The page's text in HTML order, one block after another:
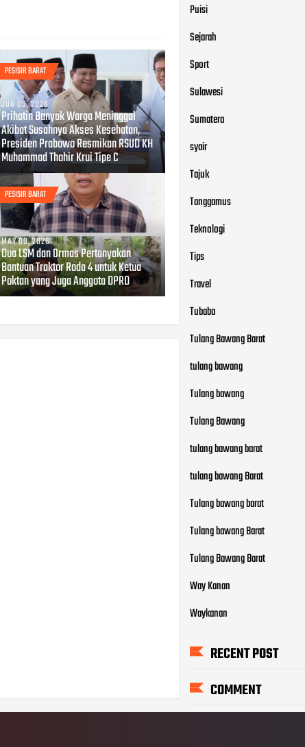
PESISIR BARAT
JUN 09, 2026
Prihatin Banyak Warga Meninggal
Akibat Susahnya Akses Kesehatan,
Presiden Prabowo Resmikan RSUD KH
Muhammad Thohir Krui Tipe C
PESISIR BARAT
MAY 09, 2026
Dua LSM dan Ormas Pertanyakan
Bantuan Traktor Roda 4 untuk Ketua
Poktan yang Juga Anggota DPRD
Puisi
Sejarah
Sport
Sulawesi
Sumatera
syair
Tajuk
Tanggamus
Teknologi
Tips
Travel
Tubaba
Tulang Bawang Barat
tulang bawang
Tulang bawang
Tulang Bawang
tulang bawang barat
tulang bawang Barat
Tulang bawang barat
Tulang bawang Barat
Tulang Bawang Barat
Way Kanan
Waykanan
RECENT POST
COMMENT